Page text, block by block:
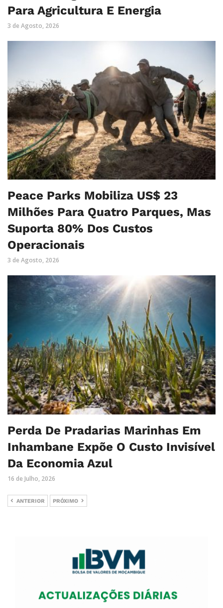
Para Agricultura E Energia
3 de Agosto, 2026
Peace Parks Mobiliza US$ 23
Milhões Para Quatro Parques, Mas
Suporta 80% Dos Custos
Operacionais
3 de Agosto, 2026
Perda De Pradarias Marinhas Em
Inhambane Expõe O Custo Invisível
Da Economia Azul
16 de Julho, 2026
ANTERIOR PRÓXIMO